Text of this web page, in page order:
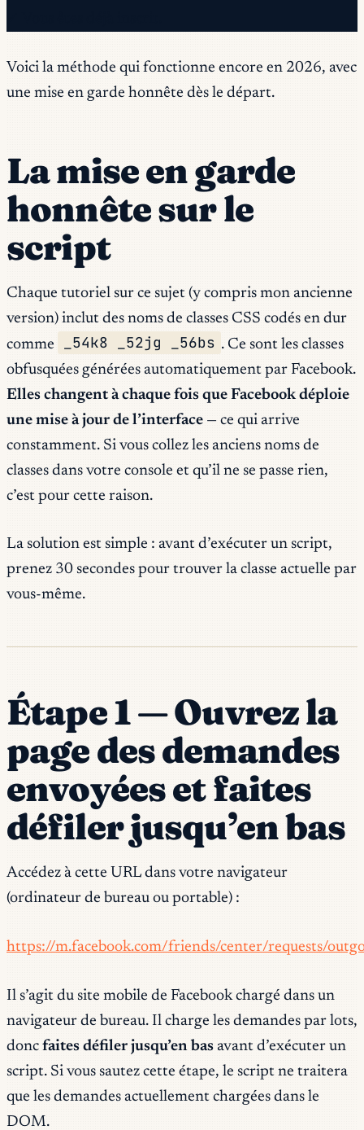
Voici la méthode qui fonctionne encore en 2026, avec
une mise en garde honnête dès le départ.
La mise en garde
honnête sur le
script
Chaque tutoriel sur ce sujet (y compris mon ancienne
version) inclut des noms de classes CSS codés en dur
comme
_54k8 _52jg _56bs . Ce sont les classes
obfusquées générées automatiquement par Facebook.
Elles changent à chaque fois que Facebook déploie
une mise à jour de l’interface — ce qui arrive
constamment. Si vous collez les anciens noms de
classes dans votre console et qu’il ne se passe rien,
c’est pour cette raison.
La solution est simple : avant d’exécuter un script,
prenez 30 secondes pour trouver la classe actuelle par
vous-même.
Étape 1 — Ouvrez la
page des demandes
envoyées et faites
défiler jusqu’en bas
Accédez à cette URL dans votre navigateur
(ordinateur de bureau ou portable) :
https://m.facebook.com/friends/center/requests/
Il s’agit du site mobile de Facebook chargé dans un
navigateur de bureau. Il charge les demandes par lots,
donc faites défiler jusqu’en bas avant d’exécuter un
script. Si vous sautez cette étape, le script ne traitera
que les demandes actuellement chargées dans le
DOM.